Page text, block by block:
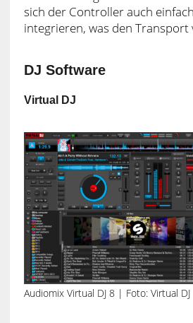
sich der Controller auch
integrieren, was den Transport
DJ Software
Virtual DJ
Audiomix Virtual DJ 8 | Foto: Virtual DJ